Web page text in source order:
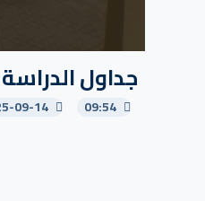
جداول الدراسة
09:54
09-14